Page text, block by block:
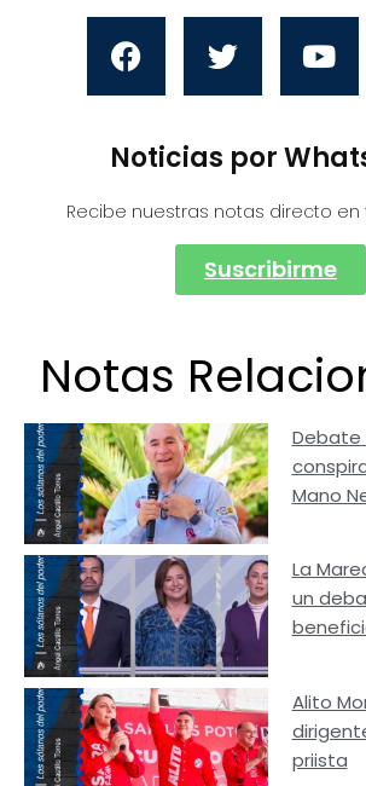
Noticias por
Recibe nuestras notas directo en
Suscribirme
Notas
Debate
Mano
La
un
Alito
priista